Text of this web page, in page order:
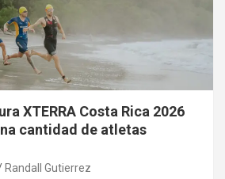
XTERRA Costa Rica 2026
cantidad de atletas
Randall Gutierrez